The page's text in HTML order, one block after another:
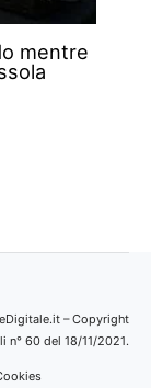
mentre
– Copyright
n° 60 del 18/11/2021.